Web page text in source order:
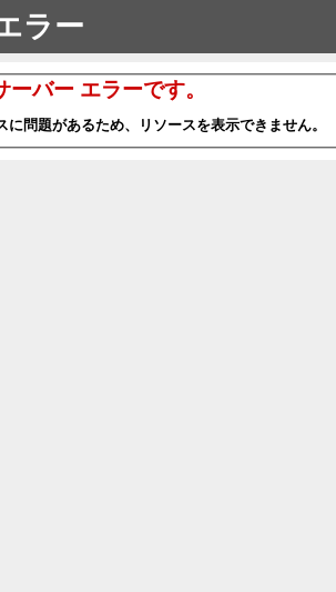
ラー
バー エラーです。
に問題があるため、リソースを表示できません。